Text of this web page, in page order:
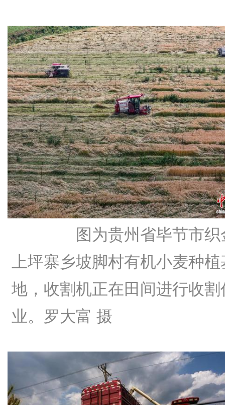
图为贵州省毕节市织
上坪寨乡坡脚村有机小麦种植
地，收割机正在田间进行收割
业。罗大富 摄